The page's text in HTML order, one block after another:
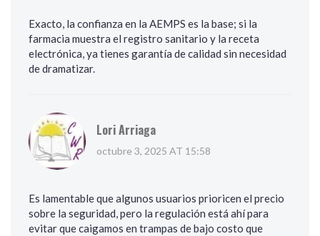
Exacto, la confianza en la AEMPS es la base; si la
farmacia muestra el registro sanitario y la receta
electrónica, ya tienes garantía de calidad sin necesidad
de dramatizar.
Lori Arriaga
octubre 3, 2025 AT 15:58
Es lamentable que algunos usuarios prioricen el precio
sobre la seguridad, pero la regulación está ahí para
evitar que caigamos en trampas de bajo costo que